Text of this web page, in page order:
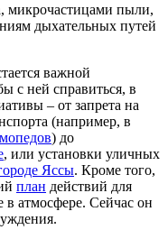
микрочастицами пыли,
дыхательных путей
важной
с ней справиться, в
– от запрета на
(например, в
) до
, или установки уличных
Яссы. Кроме того,
план действий для
в атмосфере. Сейчас он